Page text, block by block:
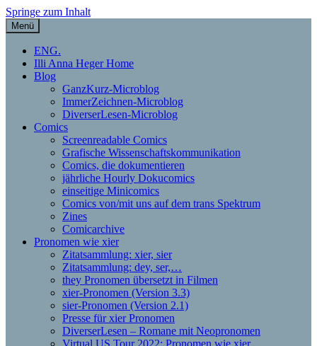
Springe zum Inhalt
Illi Anna Heger – Grafische
Dokumentation, Comics,
Theorie und xier Pronomen
Menü
ENG.
Illi Anna Heger Home
Blog
GanzKurz-Microblog
ImmerZeichnen-Microblog
DiverserLesen-Microblog
Comics
Screenreadable Comics
Grafische Wissenschaftskommunikation
Comics, die dokumentieren
jährliche Hourly Dokucomics
einseitige Minicomics
Comics von/mit uns auf dem trans Spektrum
Zines
Comicarchive
Pronomen wie xier
Zitatsammlung: xier, sier
Zitatsammlung: dey, ser,…
they Pronomen übersetzt in Filmen
xier-Pronomen (Version 3.3)
sier-Pronomen (Version 2.1)
Presse für xier Pronomen
DiverserLesen – Romane mit Neopronomen
Virtual US Tour 2022: Pronomen wie xier